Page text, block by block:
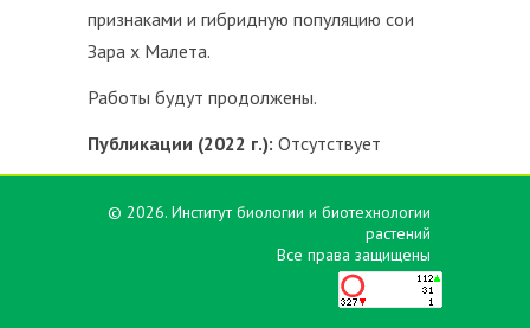
признаками и гибридную популяцию сои
Зара х Малета.
Работы будут продолжены.
Публикации (2022 г.): Отсутствует
© 2026. Институт биологии и биотехнологии
растений
Все права защищены